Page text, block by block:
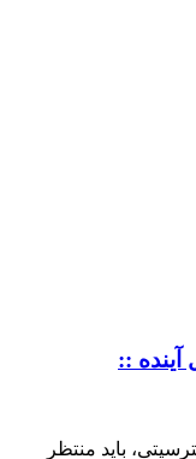
باید منتظر